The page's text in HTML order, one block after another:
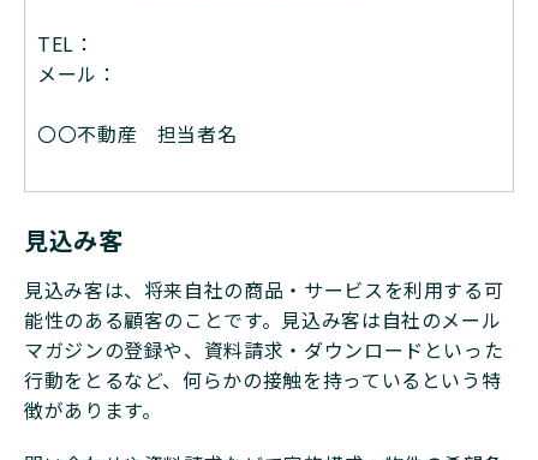
TEL：
メール：
〇〇不動産 担当者名
見込み客
見込み客は、将来自社の商品・サービスを利用する可
能性のある顧客のことです。見込み客は自社のメール
マガジンの登録や、資料請求・ダウンロードといった
行動をとるなど、何らかの接触を持っているという特
徴があります。